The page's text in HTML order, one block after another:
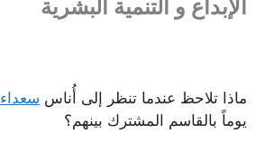
الإبداع و التنمية البشرية
ماذا تلاحظ عندما تنظر إلى أُناس سعداء
يوماً بالقاسم المشترك بينهم؟